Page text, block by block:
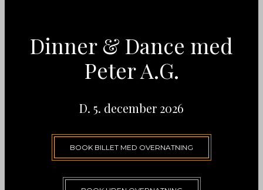
Dinner & Dance med
Peter A.G.
D. 5. december 2026
BOOK BILLET MED OVERNATNING